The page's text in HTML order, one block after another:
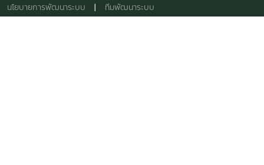
นโยบายการพัฒนาระบบ | ทีมพัฒนาระบบ